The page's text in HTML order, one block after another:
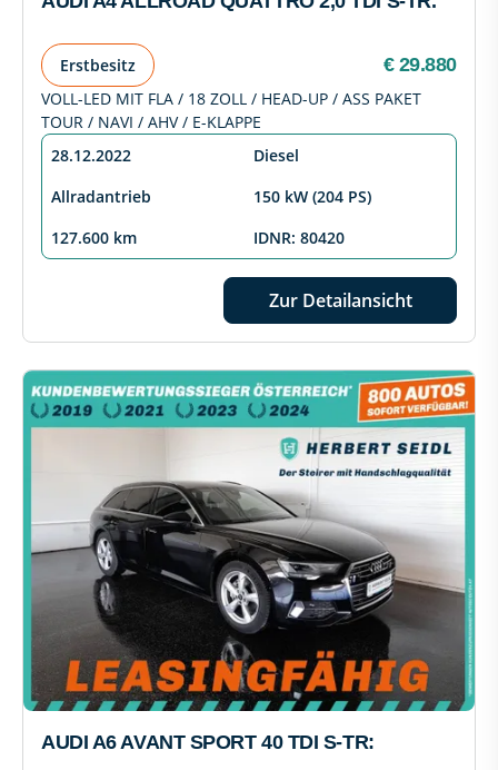
Erstbesitz € 29.880
VOLL-LED MIT FLA / 18 ZOLL / HEAD-UP / ASS PAKET
TOUR / NAVI / AHV / E-KLAPPE
28.12.2022
Diesel
Allradantrieb
150 kW (204 PS)
127.600 km
IDNR: 80420
Zur Detailansicht
AUDI A6 AVANT SPORT 40 TDI S-TR: